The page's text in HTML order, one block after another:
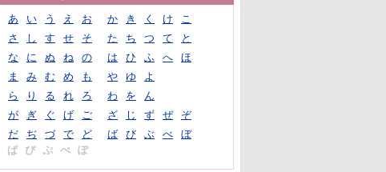
あ い う え お か き く け
こ
さ
し す せ そ た ち つ て
と
な
に ぬ ね の は ひ ふ へ
ほ
ま
み む め も や ゆ
よ
ら
り る れ ろ わ を
ん
が
ぎ ぐ げ ご ざ じ ず ぜ
ぞ
だ
ぢ づ で ど ば び ぶ べ
ぼ
ぱ
ぴ ぷ ぺ ぽ